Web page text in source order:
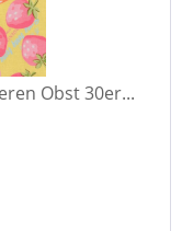
Obst 30er...